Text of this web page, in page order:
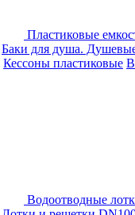
Пластиковые
Баки для душа.
Кессоны пластиковые
Водоотводные